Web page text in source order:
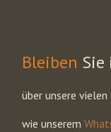
Bleiben
über unsere
wie unserem